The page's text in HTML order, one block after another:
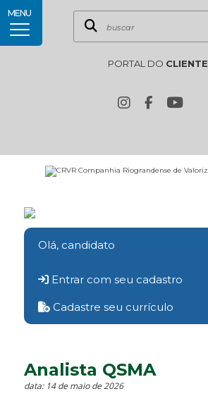
PORTAL DO CLIENTE
MENU
Olá, candidato
Entrar com seu cadastro
Cadastre seu currículo
Analista QSMA
data: 14 de maio de 2026